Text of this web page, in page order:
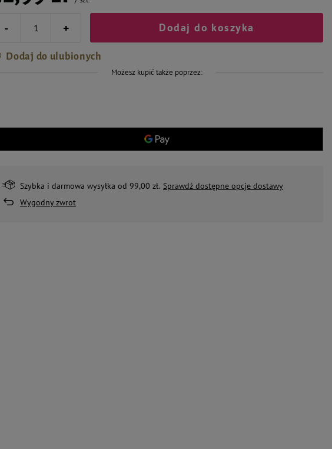
- + Dodaj do koszyka
Dodaj do ulubionych
Możesz kupić także poprzez:
Szybka i darmowa wysyłka od 99,00 zł. Sprawdź dostępne opcje dostawy
Wygodny zwrot